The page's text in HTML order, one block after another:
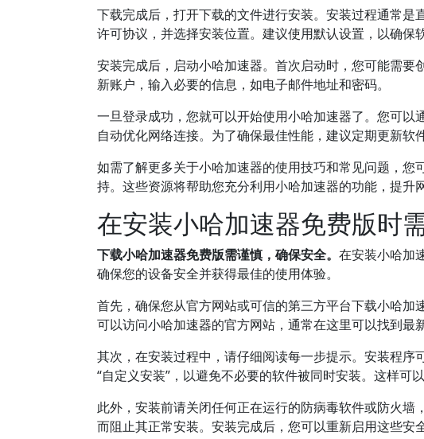
下载完成后，打开下载的文件进行安装。安装过程通常
许可协议，并选择安装位置。建议使用默认设置，以确保
安装完成后，启动小哈加速器。首次启动时，您可能需
新账户，输入必要的信息，如电子邮件地址和密码。
一旦登录成功，您就可以开始使用小哈加速器了。您可
自动优化网络连接。为了确保最佳性能，建议定期更新软
如需了解更多关于小哈加速器的使用技巧和常见问题，
持。这些资源将帮助您充分利用小哈加速器的功能，提升
在安装小哈加速器免费版时
下载小哈加速器免费版需谨慎，确保安全。 在安装小哈加
确保您的设备安全并获得最佳的使用体验。
首先，确保您从官方网站或可信的第三方平台下载小哈
可以访问小哈加速器的官方网站，通常在这里可以找到最
其次，在安装过程中，请仔细阅读每一步提示。安装程
“自定义安装”，以避免不必要的软件被同时安装。这样可
此外，安装前请关闭任何正在运行的防病毒软件或防火
而阻止其正常安装。安装完成后，您可以重新启用这些安全